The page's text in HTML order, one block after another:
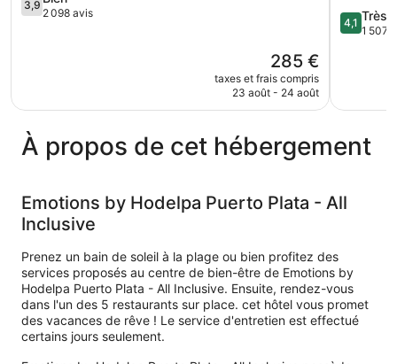
Puerto
sur
3,9
2 098 avis
Le
nouveau
prix
285 €
taxes et frais compris
23 août - 24 août
Inclusive
Costa
4.1
sur
4,1 Très
1 507
À propos de cet hébergement
Emotions by Hodelpa Puerto Plata - All
Inclusive
Prenez un bain de soleil à la plage ou bien profitez des
services proposés au centre de bien-être de Emotions by
Hodelpa Puerto Plata - All Inclusive. Ensuite, rendez-vous
dans l'un des 5 restaurants sur place. cet hôtel vous promet
des vacances de rêve ! Le service d'entretien est effectué
certains jours seulement.